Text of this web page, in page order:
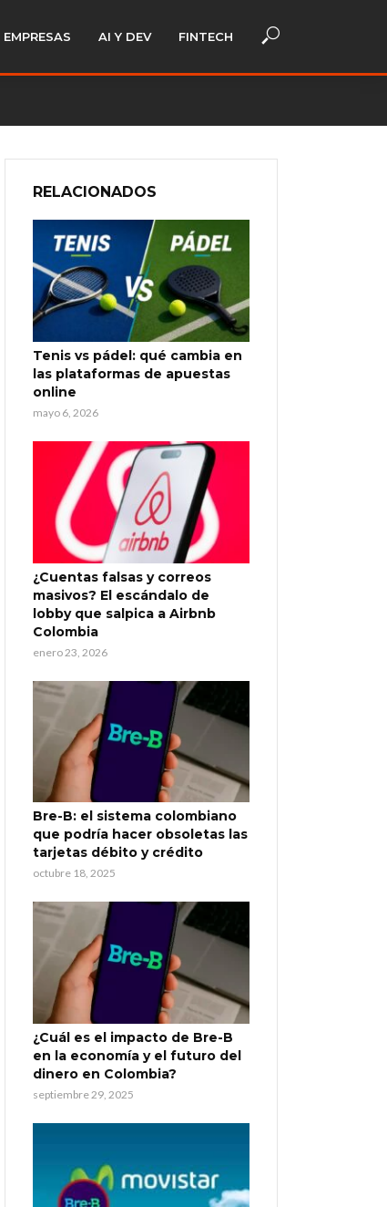
EMPRESAS AI Y DEV FINTECH
RELACIONADOS
Tenis vs pádel: qué cambia en
las plataformas de apuestas
online
mayo 6, 2026
¿Cuentas falsas y correos
masivos? El escándalo de
lobby que salpica a Airbnb
Colombia
enero 23, 2026
Bre-B: el sistema colombiano
que podría hacer obsoletas las
tarjetas débito y crédito
octubre 18, 2025
¿Cuál es el impacto de Bre-B
en la economía y el futuro del
dinero en Colombia?
septiembre 29, 2025